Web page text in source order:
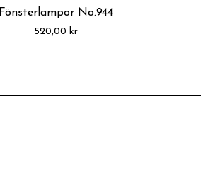
Fönsterlampor No.944
520,00 kr